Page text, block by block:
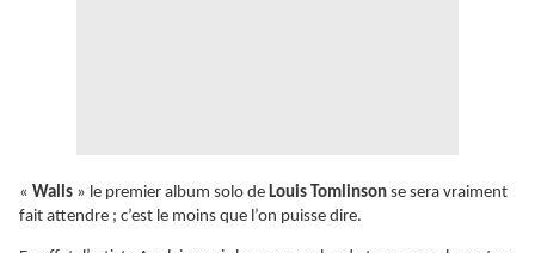
« Walls » le premier album solo de Louis Tomlinson se sera vraiment
fait attendre ; c’est le moins que l’on puisse dire.